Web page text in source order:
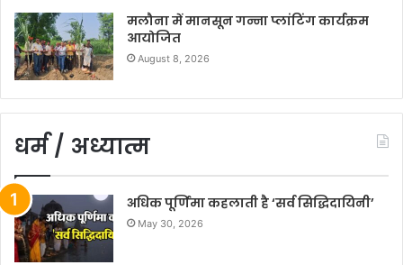
मलौना में मानसून गन्ना प्लांटिंग कार्यक्रम
आयोजित
August 8, 2026
धर्म / अध्यात्म
अधिक पूर्णिमा कहलाती है ‘सर्व सिद्धिदायिनी’
May 30, 2026